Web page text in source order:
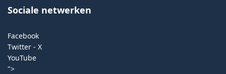
Sociale netwerken
Facebook
Twitter - X
YouTube
">